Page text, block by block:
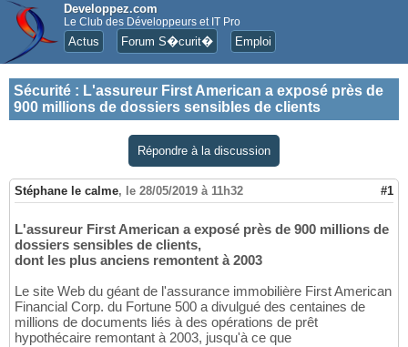
Developpez.com
Le Club des Développeurs et IT Pro
Actus Forum S�curit� Emploi
Sécurité : L'assureur First American a exposé près de
900 millions de dossiers sensibles de clients
Répondre à la discussion
Stéphane le calme, le 28/05/2019 à 11h32 #1
L'assureur First American a exposé près de 900 millions de
dossiers sensibles de clients,
dont les plus anciens remontent à 2003
Le site Web du géant de l'assurance immobilière First American
Financial Corp. du Fortune 500 a divulgué des centaines de
millions de documents liés à des opérations de prêt
hypothécaire remontant à 2003, jusqu'à ce que